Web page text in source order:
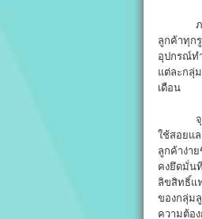
ภายใน
ลูกค้าทุก
อุปกรณ์ท
แต่ละกลุ่
เดือน
จุดขา
ใช้สอยแ
ลูกค้าง่า
คงยึดมั่น
ลิขสิทธิ์แ
ของกลุ่ม
ความต้อ